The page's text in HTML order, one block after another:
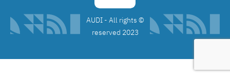
©️ AUDI - All rights
reserved 2023